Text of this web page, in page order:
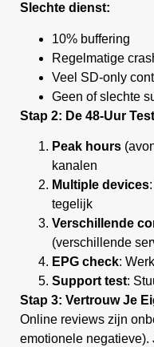
Slechte dienst:
10% buffering
Regelmatige
Veel SD-only
Geen of slechte
Stap 2: De 48-Uur Test
Peak hours
kanalen
Multiple devices
tegelijk
Verschillende
(verschillende
EPG check:
Support test:
Stap 3: Vertrouw Je
Online reviews zijn
emotionele negatieve).